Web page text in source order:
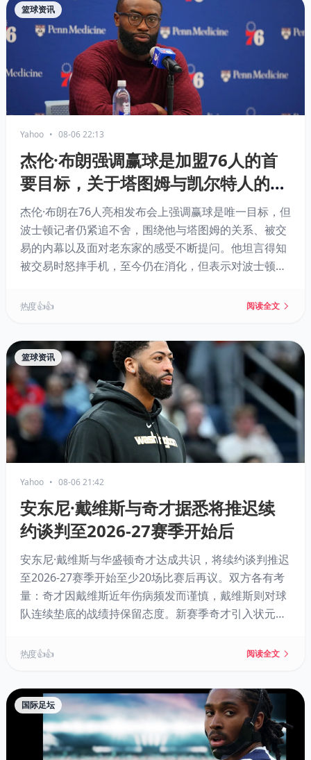
篮球资讯
Yahoo • 08-06 22:13
杰伦·布朗强调赢球是加盟76人的首
要目标，关于塔图姆与凯尔特人的追
问随他来到费城
杰伦·布朗在76人亮相发布会上强调赢球是唯一目标，但
波士顿记者仍紧追不舍，围绕他与塔图姆的关系、被交
易的内幕以及面对老东家的感受不断提问。他坦言得知
被交易时怒摔手机，至今仍在消化，但表示对波士顿城
斯联手，目标直指总冠军。
热度 👍👍 阅读全文
篮球资讯
Yahoo • 08-06 21:42
安东尼·戴维斯与奇才据悉将推迟续
约谈判至2026-27赛季开始后
安东尼·戴维斯与华盛顿奇才达成共识，将续约谈判推迟
至2026-27赛季开始至少20场比赛后再议。双方各有考
量：奇才因戴维斯近年伤病频发而谨慎，戴维斯则对球
队连续垫底的战绩持保留态度。新赛季奇才引入状元AJ·
然一新。戴维斯现有合同还剩最后一年球员选项，未来
热度 👍👍 阅读全文
国际足坛